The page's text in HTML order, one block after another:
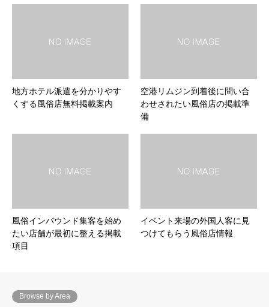
地方ホテル派遣を分かりやす
くする風俗店無料掲載案内
空港リムジン到着後に問い合
わせされたい風俗店の掲載準
備
風俗インバウンド集客を始め
たい店舗が最初に整える掲載
項目
イベント来場の外国人客に見
つけてもらう風俗店情報
Browse by Area